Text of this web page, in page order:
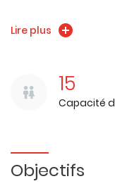
d’or de
particularité liée
processus de
- L’utilisation du
d’expression
Lire plus
15
Capacité
Objectifs